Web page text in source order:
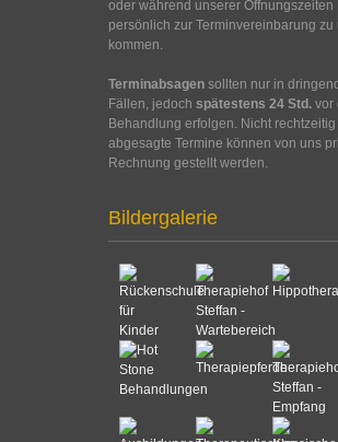
oder während unserer Öffnungszeiten
persönlich zur Terminvereinbarung zu
kommen.
Terminabsagen sollten nur in
Fällen, jedoch spätestens 24 Std. vor
Behandlung erfolgen. Nicht rechtzeitig
abgesagte Termine können von uns
Rechnung gestellt werden.
Bildergalerie